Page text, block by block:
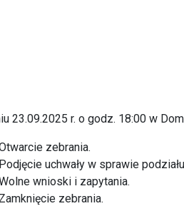
23.09.2025 r. o godz. 18:00 w
zebrania.
Podjęcie uchwały w sprawie
wnioski i zapytania.
Zamknięcie zebrania.